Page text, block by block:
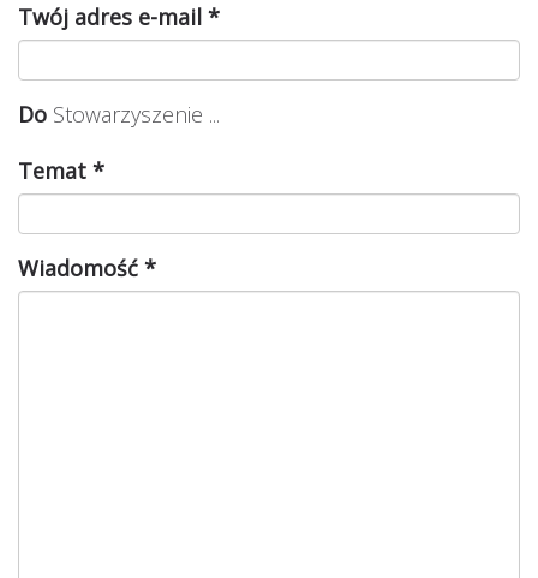
Twój adres e-mail *
Do Stowarzyszenie ...
Temat *
Wiadomość *